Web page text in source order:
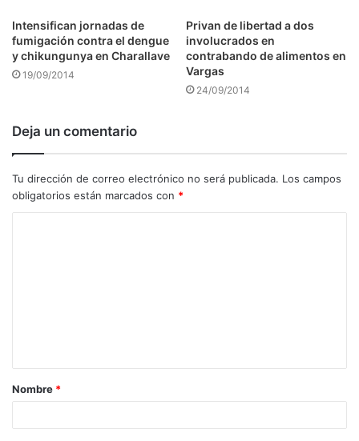
Intensifican jornadas de
fumigación contra el dengue
y chikungunya en Charallave
19/09/2014
Privan de libertad a dos
involucrados en
contrabando de alimentos en
Vargas
24/09/2014
Deja un comentario
Tu dirección de correo electrónico no será publicada. Los campos
obligatorios están marcados con *
a
r
Nombre *